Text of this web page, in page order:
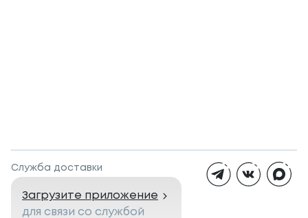
Служба доставки
Загрузите приложение
для связи со службой